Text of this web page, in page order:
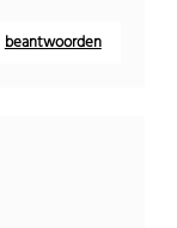
beantwoorden